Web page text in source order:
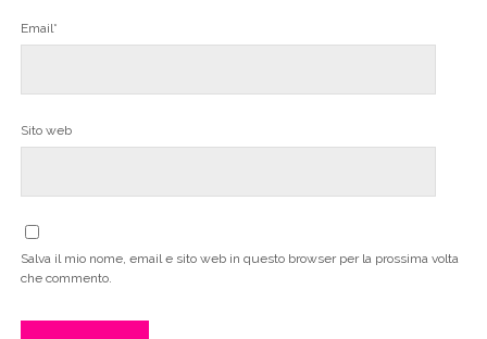
Email*
Sito web
Salva il mio nome, email e sito web in questo browser per la prossima volta
che commento.